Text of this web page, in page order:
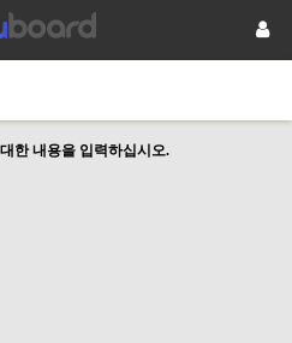
한 내용을 입력하십시오.